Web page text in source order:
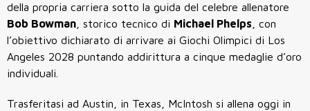
della propria carriera sotto la guida del celebre allenatore
Bob Bowman , storico tecnico di Michael Phelps , con
l’obiettivo dichiarato di arrivare ai Giochi Olimpici di Los
Angeles 2028 puntando addirittura a cinque medaglie d’oro
individuali.
Trasferitasi ad Austin, in Texas, McIntosh si allena oggi in